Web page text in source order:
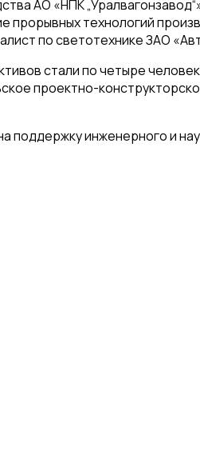
АО «НПК
прорывных технологий
по светотехнике ЗАО
стали по четыре
проектно-
поддержку инженерного и